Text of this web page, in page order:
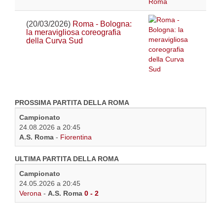
(20/03/2026) Roma - Bologna:
la meravigliosa coreografia
della Curva Sud
PROSSIMA PARTITA DELLA ROMA
Campionato
24.08.2026 a 20:45
A.S. Roma - Fiorentina
ULTIMA PARTITA DELLA ROMA
Campionato
24.05.2026 a 20:45
Verona - A.S. Roma 0 - 2